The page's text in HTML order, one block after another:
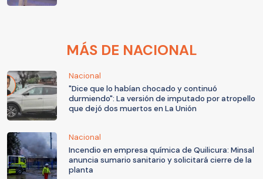
MÁS DE NACIONAL
Nacional
"Dice que lo habían chocado y continuó
durmiendo": La versión de imputado por atropello
que dejó dos muertos en La Unión
Nacional
Incendio en empresa química de Quilicura: Minsal
anuncia sumario sanitario y solicitará cierre de la
planta